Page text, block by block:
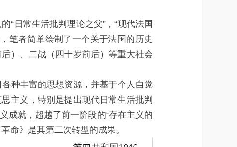
日常生活批判理论之父”，“现代法国
笔者简单绘制了一个关于法国的历史
）、二战（四十岁前后）等重大社会
种丰富的思想资源，并基于个人自觉
主义，特别是提出现代日常生活批判
成就，超越了前一阶段的“存在主义的
命》是其第二次转型的成果。